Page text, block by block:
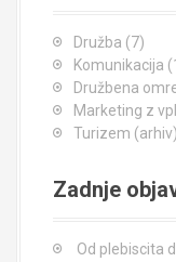
Družba (7)
Komunikacija
Družbena
Marketing z
Turizem (arhiv)
Zadnje
Od plebiscita